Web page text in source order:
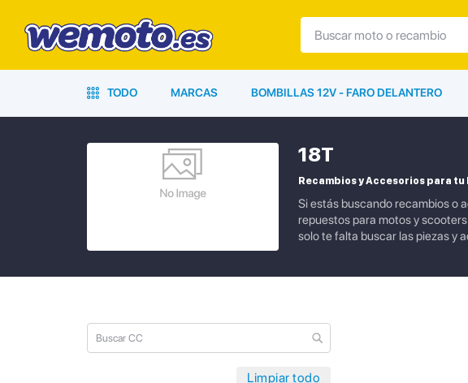
TODO MARCAS BOMBILLAS 12V - FARO DELANTERO
18T
Recambios y Accesorios para tu
Si estás buscando recambios o
repuestos para motos y
solo te falta buscar las piezas y